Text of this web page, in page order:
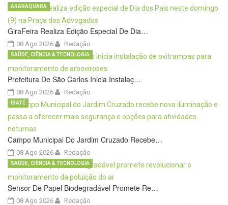
GiraFeira Realiza Edição Especial De Dia…
08 Ago 2026
ARARAQUARA
Redação
Prefeitura De São Carlos Inicia Instalaç…
08 Ago 2026
SAÚDE, CIÊNCIA & TECNOLOGIA
Redação
Campo Municipal Do Jardim Cruzado Recebe…
08 Ago 2026
IBATÉ
Redação
Sensor De Papel Biodegradável Promete Re…
08 Ago 2026
SAÚDE, CIÊNCIA & TECNOLOGIA
Redação